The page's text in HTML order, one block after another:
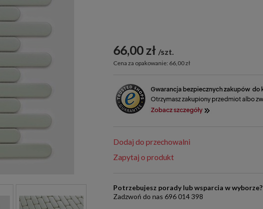
66,00 zł szt.
Cena za opakowanie: 66,00 zł
Dodaj do przechowalni
Zapytaj o produkt
Potrzebujesz porady lub wsparcia w wyborze?
Zadzwoń do nas 696 014 398